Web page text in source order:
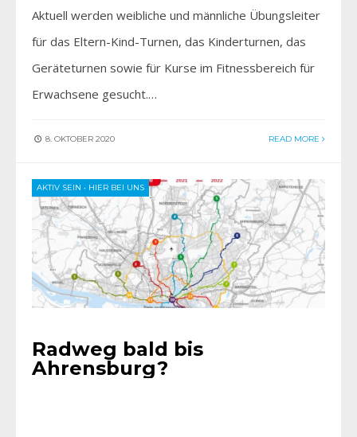
Aktuell werden weibliche und männliche Übungsleiter
für das Eltern-Kind-Turnen, das Kinderturnen, das
Geräteturnen sowie für Kurse im Fitnessbereich für
Erwachsene gesucht.…
8. OKTOBER 2020 READ MORE
AKTIV SEIN • HIER BEI UNS
Radweg bald bis
Ahrensburg?